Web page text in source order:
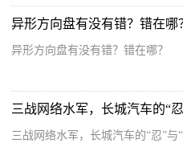
异形方向盘有没有错？错在哪
异形方向盘有没有错？错在哪？
三战网络水军，长城汽车的“
三战网络水军，长城汽车的“忍”与